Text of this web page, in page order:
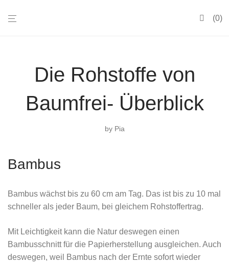
0
Die Rohstoffe von
Baumfrei- Überblick
by Pia
Bambus
Bambus wächst bis zu 60 cm am Tag. Das ist bis zu 10 mal
schneller als jeder Baum, bei gleichem Rohstoffertrag.
Mit Leichtigkeit kann die Natur deswegen einen
Bambusschnitt für die Papierherstellung ausgleichen. Auch
deswegen, weil Bambus nach der Ernte sofort wieder